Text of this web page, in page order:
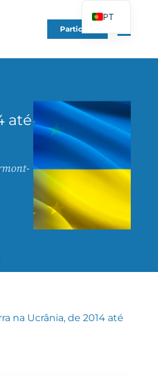
Participe
até
na Ucrânia, de 2014 até
PT
FR
EN
IT
PL
UK